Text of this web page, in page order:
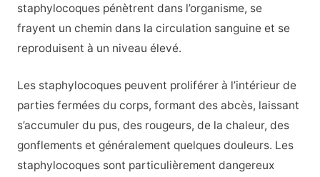
staphylocoques pénètrent dans l’organisme, se
frayent un chemin dans la circulation sanguine et se
reproduisent à un niveau élevé.
Les staphylocoques peuvent proliférer à l’intérieur de
parties fermées du corps, formant des abcès, laissant
s’accumuler du pus, des rougeurs, de la chaleur, des
gonflements et généralement quelques douleurs. Les
staphylocoques sont particulièrement dangereux